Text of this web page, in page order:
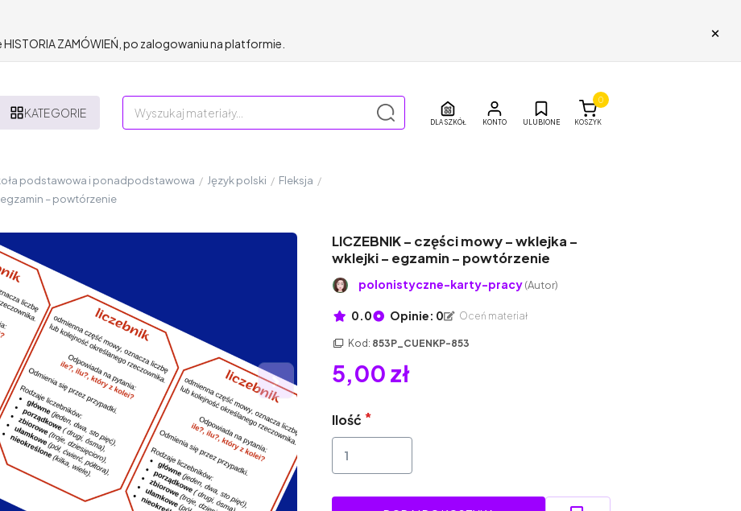
ZAMÓWIEŃ, po zalogowaniu na platformie.
×
KATEGORIE
DLA SZKÓŁ ULUBIONE KOSZYK
0
podstawowa i ponadpodstawowa / Język polski / Fleksja /
egzamin – powtórzenie
LICZEBNIK – części mowy – wklejka –
wklejki – egzamin – powtórzenie
polonistyczne-karty-pracy(Autor)
0.0 Opinie: 0 Oceń materiał
Kod: 853P_CUENKP-853
5,00 zł
Ilość